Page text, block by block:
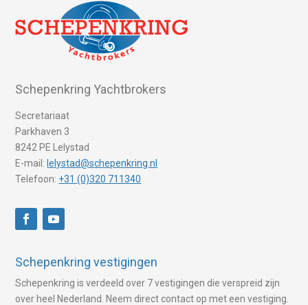
Schepenkring Yachtbrokers
Secretariaat
Parkhaven 3
8242 PE Lelystad
E-mail: lelystad@schepenkring.nl
Telefoon: +31 (0)320 711340
Schepenkring vestigingen
Schepenkring is verdeeld over 7 vestigingen die verspreid zijn
over heel Nederland. Neem direct contact op met een vestiging.